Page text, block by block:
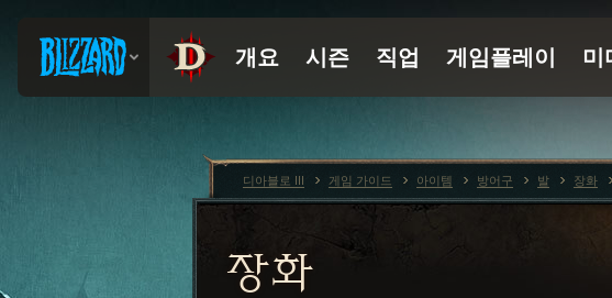
장화
디아블로 III 게임 가이드 아이템 방어구 발 장화